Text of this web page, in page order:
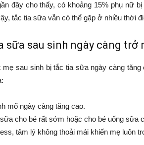
đây cho thấy, có khoảng 15% phụ nữ
tắc tia sữa vẫn có thể gặp ở nhiều thời
sữa sau sinh ngày càng trở
mẹ sau sinh bị tắc tia sữa ngày càng
mổ ngày càng tăng cao.
cho bé rất sớm hoặc cho bé uống sữa
tâm lý không thoải mái khiến mẹ luôn